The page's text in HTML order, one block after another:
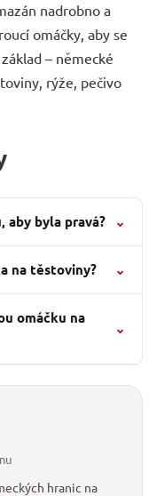
nadrobno a
omáčky, aby se
– německé
rýže, pečivo
aby byla pravá? ⌄
na těstoviny? ⌄
omáčku na
⌄
hranic na